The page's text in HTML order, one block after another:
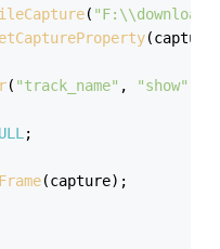
(
(capture,
( "track_name" , "show"
;
(capture);